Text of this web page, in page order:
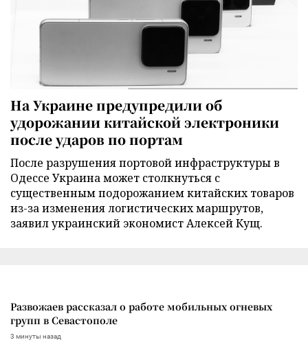
На Украине предупредили об
удорожании китайской электроники
после ударов по портам
После разрушения портовой инфраструктуры в
Одессе Украина может столкнуться с
существенным подорожанием китайских товаров
из-за изменения логистических маршрутов,
заявил украинский экономист Алексей Кущ.
Развожаев рассказал о работе мобильных огневых
групп в Севастополе
3 минуты назад